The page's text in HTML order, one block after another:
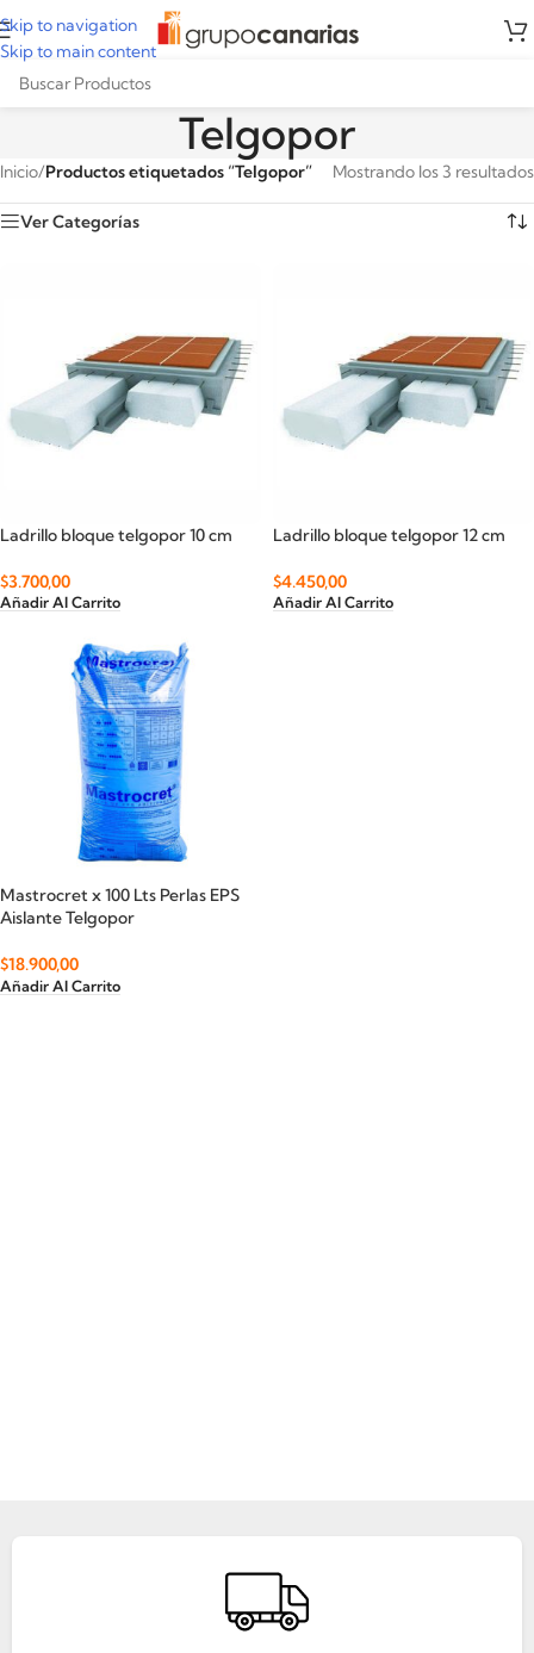
Skip to navigation
Skip to main content
Telgopor
Inicio/Productos etiquetados “Telgopor” Mostrando los 3 resultados
Ver Categorías
Ladrillo bloque telgopor 10 cm
$3.700,00
Añadir Al Carrito
Ladrillo bloque telgopor 12 cm
$4.450,00
Añadir Al Carrito
Mastrocret x 100 Lts Perlas EPS
Aislante Telgopor
$18.900,00
Añadir Al Carrito